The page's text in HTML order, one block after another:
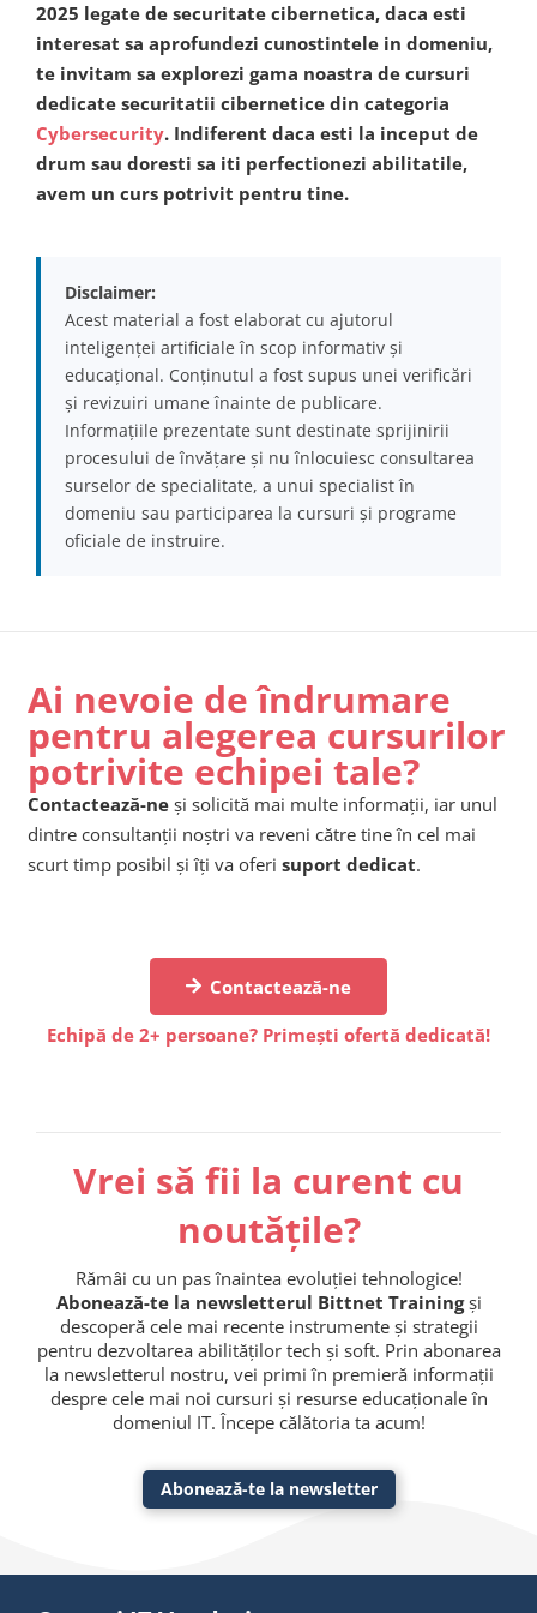
2025 legate de securitate cibernetica, daca esti
interesat sa aprofundezi cunostintele in domeniu,
te invitam sa explorezi gama noastra de cursuri
dedicate securitatii cibernetice din categoria
Cybersecurity. Indiferent daca esti la inceput de
drum sau doresti sa iti perfectionezi abilitatile,
avem un curs potrivit pentru tine.
Disclaimer:
Acest material a fost elaborat cu ajutorul
inteligenței artificiale în scop informativ și
educațional. Conținutul a fost supus unei verificări
și revizuiri umane înainte de publicare.
Informațiile prezentate sunt destinate sprijinirii
procesului de învățare și nu înlocuiesc consultarea
surselor de specialitate, a unui specialist în
domeniu sau participarea la cursuri și programe
oficiale de instruire.
Ai nevoie de îndrumare
pentru alegerea cursurilor
potrivite echipei tale?
Contactează-ne și solicită mai multe informații, iar unul
dintre consultanții noștri va reveni către tine în cel mai
scurt timp posibil și îți va oferi suport dedicat.
Contactează-ne
Echipă de 2+ persoane? Primești ofertă dedicată!
Vrei să fii la curent cu
noutățile?
Rămâi cu un pas înaintea evoluției tehnologice!
Abonează-te la newsletterul Bittnet Trainingși
descoperă cele mai recente instrumente și strategii
pentru dezvoltarea abilităților tech și soft. Prin abonarea
la newsletterul nostru, vei primi în premieră informații
despre cele mai noi cursuri și resurse educaționale în
domeniul IT. Începe călătoria ta acum!
Abonează-te la newsletter